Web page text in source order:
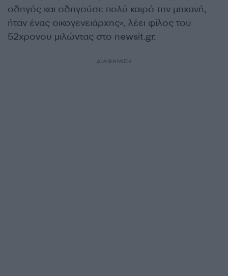
οδηγός και οδηγούσε πολύ καιρό την μηχανή,
ήταν ένας οικογενειάρχης», λέει φίλος του
52χρονου μιλώντας στο newsit.gr.
ΔΙΑΦΗΜΙΣΗ